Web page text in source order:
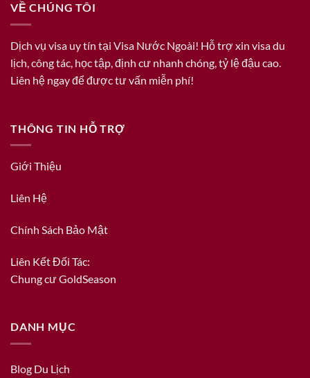
VỀ CHÚNG TÔI
Dịch vụ visa uy tín tại Visa Nước Ngoài! Hỗ trợ xin visa du
lịch, công tác, học tập, định cư nhanh chóng, tỷ lệ đậu cao.
Liên hệ ngay để được tư vấn miễn phí!
THÔNG TIN HỖ TRỢ
Giới Thiệu
Liên Hệ
Chính Sách Bảo Mật
Liên Kết Đối Tác:
Chung cư GoldSeason
DANH MỤC
Blog Du Lịch